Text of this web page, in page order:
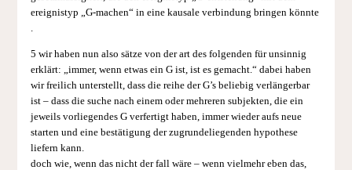
ereignistyp „G-machen“ in eine kausale verbindung bringen könnte
.
5 wir haben nun also sätze von der art des folgenden für unsinnig
erklärt: „immer, wenn etwas ein G ist, ist es gemacht.“ dabei haben
wir freilich unterstellt, dass die reihe der G’s beliebig verlängerbar
ist – dass die suche nach einem oder mehreren subjekten, die ein
jeweils vorliegendes G verfertigt haben, immer wieder aufs neue
starten und eine bestätigung der zugrundeliegenden hypothese
liefern kann.
doch wie, wenn das nicht der fall wäre – wenn vielmehr eben das,